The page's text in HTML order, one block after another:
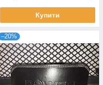
Купити
–20%